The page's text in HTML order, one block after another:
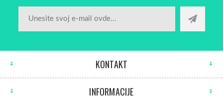
KONTAKT
INFORMACIJE